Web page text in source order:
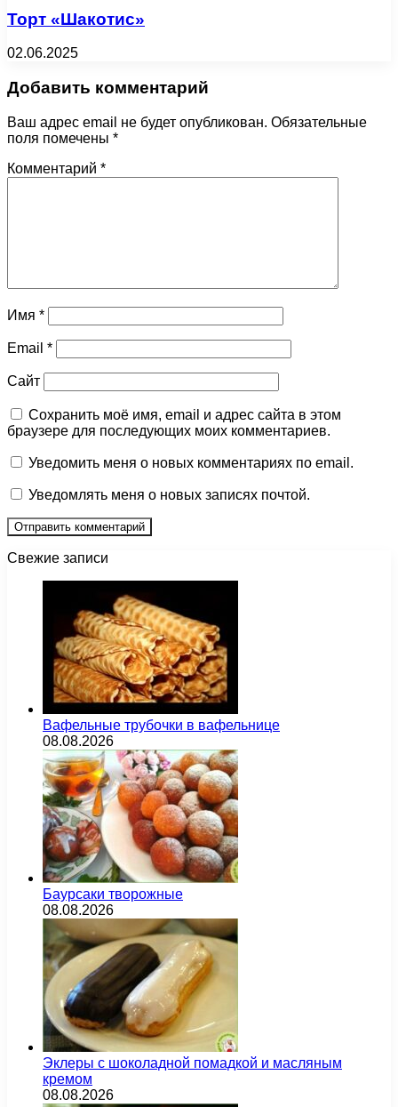
Торт «Шакотис»
02.06.2025
Добавить комментарий
Ваш адрес email не будет опубликован. Обязательные
поля помечены *
Комментарий *
Имя *
Email *
Сайт
Сохранить моё имя, email и адрес сайта в этом
браузере для последующих моих комментариев.
Уведомить меня о новых комментариях по email.
Уведомлять меня о новых записях почтой.
Свежие записи
Вафельные трубочки в вафельнице
08.08.2026
Баурсаки творожные
08.08.2026
Эклеры с шоколадной помадкой и масляным
кремом
08.08.2026